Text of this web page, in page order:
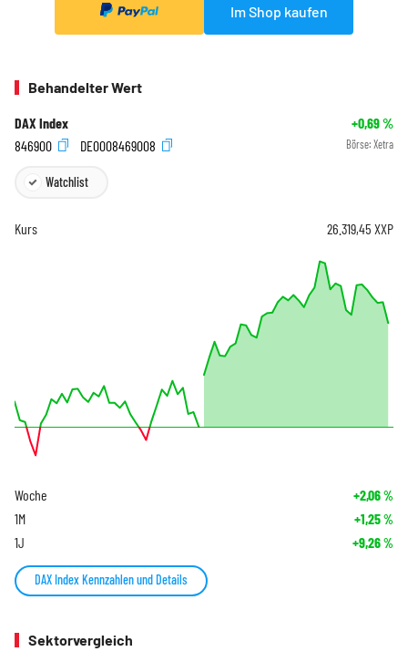
Im Shop kaufen
Behandelter Wert
DAX Index +0,69%
846900
DE0008469008 Börse: Xetra
Watchlist
Kurs 26.319,45 XXP
Woche +2,06%
1M +1,25%
1J +9,26%
DAX Index Kennzahlen und Details
Sektorvergleich